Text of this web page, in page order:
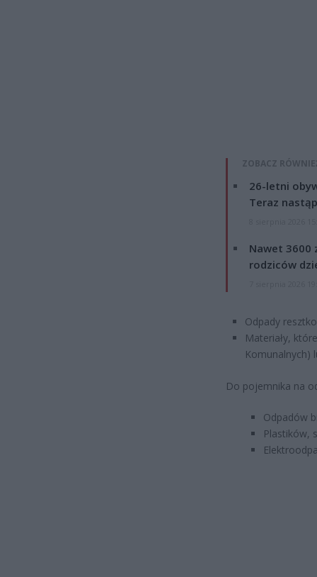
ZOBACZ
26-letni
Teraz
Nawet 3600
rodziców
Odpady
Materiały,
Komunalnych)
Do pojemnika na
Odpadów
Plastików,